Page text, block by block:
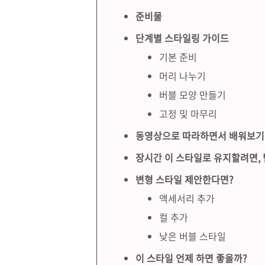
준비물
단계별 스타일링 가이드
기본 준비
머리 나누기
버블 모양 만들기
고정 및 마무리
동영상으로 따라하면서 배워보기
장시간 이 스타일로 유지할려면,
변형 스타일 제안한다면?
액세서리 추가
컬 추가
낮은 버블 스타일
이 스타일 언제 하면 좋을까?